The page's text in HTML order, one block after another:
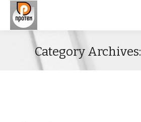
Category Archives: